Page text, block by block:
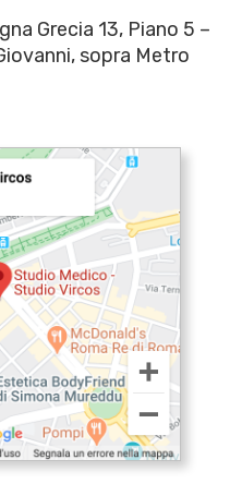
Grecia 13, Piano 5 –
sopra Metro